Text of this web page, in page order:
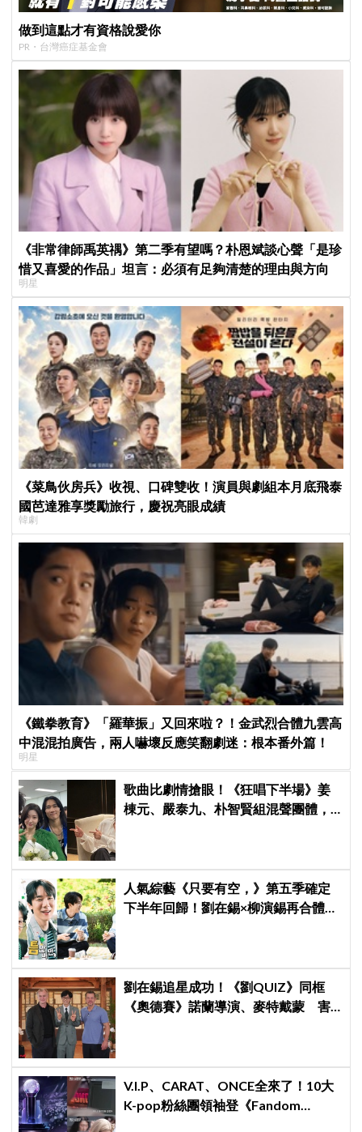
做到這點才有資格說愛你
PR・台灣癌症基金會
《非常律師禹英禑》第二季有望嗎？朴恩斌談心聲「是珍
惜又喜愛的作品」坦言：必須有足夠清楚的理由與方向
明星
《菜鳥伙房兵》收視、口碑雙收！演員與劇組本月底飛泰
國芭達雅享獎勵旅行，慶祝亮眼成績
韓劇
《鐵拳教育》「羅華振」又回來啦？！金武烈合體九雲高
中混混拍廣告，兩人嚇壞反應笑翻劇迷：根本番外篇！
明星
歌曲比劇情搶眼！《狂唱下半場》姜
棟元、嚴泰九、朴智賢組混聲團體，
人氣綜藝《只要有空，》第五季確定
下半年回歸！劉在錫×柳演錫再合體，
劉在錫追星成功！《劉QUIZ》同框
《奧德賽》諾蘭導演、麥特戴蒙 害
V.I.P、CARAT、ONCE全來了！10大
K-pop粉絲團領袖登《Fandom